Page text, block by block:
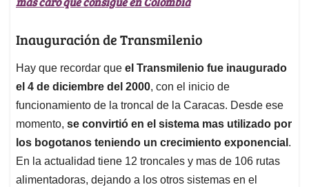
Inauguración de Transmilenio
Hay que recordar que el Transmilenio fue inaugurado
el 4 de diciembre del 2000, con el inicio de
funcionamiento de la troncal de la Caracas. Desde ese
momento, se convirtió en el sistema mas utilizado por
los bogotanos teniendo un crecimiento exponencial .
En la actualidad tiene 12 troncales y mas de 106 rutas
alimentadoras, dejando a los otros sistemas en el